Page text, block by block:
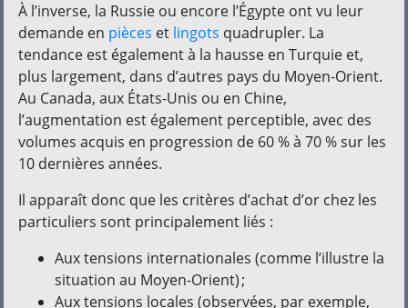
À l’inverse, la Russie ou encore l’Égypte ont vu leur
demande en pièces et lingots quadrupler. La
tendance est également à la hausse en Turquie et,
plus largement, dans d’autres pays du Moyen-Orient.
Au Canada, aux États-Unis ou en Chine,
l’augmentation est également perceptible, avec des
volumes acquis en progression de 60 % à 70 % sur les
10 dernières années.
Il apparaît donc que les critères d’achat d’or chez les
particuliers sont principalement liés :
Aux tensions internationales (comme l’illustre la
situation au Moyen-Orient) ;
Aux tensions locales (observées, par exemple,